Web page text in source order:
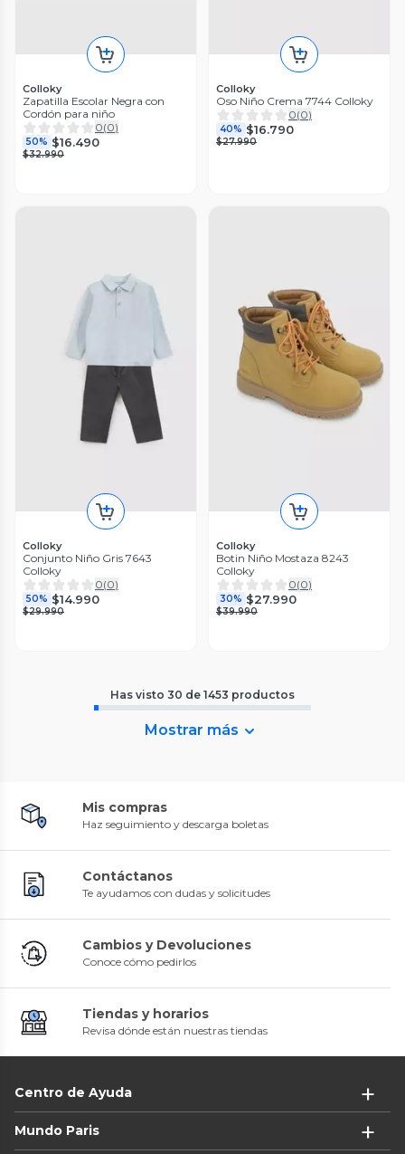
Colloky
Zapatilla Escolar Negra con
Cordón para niño
0(0)
50% $16.490
$32.990
Colloky
Oso Niño Crema 7744 Colloky
0(0)
40% $16.790
$27.990
Colloky
Conjunto Niño Gris 7643
Colloky
0(0)
50% $14.990
$29.990
Colloky
Botin Niño Mostaza 8243
Colloky
0(0)
30% $27.990
$39.990
Has visto 30 de 1453 productos
Mostrar más
Mis compras
Haz seguimiento y descarga boletas
Contáctanos
Te ayudamos con dudas y solicitudes
Cambios y Devoluciones
Conoce cómo pedirlos
Tiendas y horarios
Revisa dónde están nuestras tiendas
Centro de Ayuda
Mundo Paris